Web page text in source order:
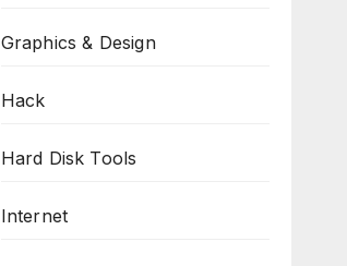
Graphics & Design
Hack
Hard Disk Tools
Internet